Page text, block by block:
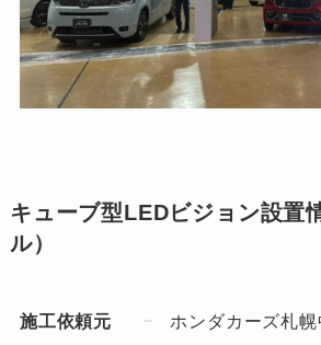
キューブ型LEDビジョン設置
ル）
施工依頼元
ホンダカーズ札幌